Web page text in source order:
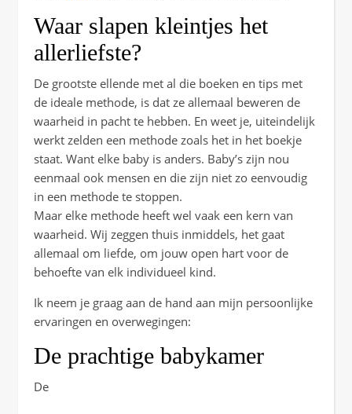
Waar slapen kleintjes het
allerliefste?
De grootste ellende met al die boeken en tips met
de ideale methode, is dat ze allemaal beweren de
waarheid in pacht te hebben. En weet je, uiteindelijk
werkt zelden een methode zoals het in het boekje
staat. Want elke baby is anders. Baby’s zijn nou
eenmaal ook mensen en die zijn niet zo eenvoudig
in een methode te stoppen.
Maar elke methode heeft wel vaak een kern van
waarheid. Wij zeggen thuis inmiddels, het gaat
allemaal om liefde, om jouw open hart voor de
behoefte van elk individueel kind.
Ik neem je graag aan de hand aan mijn persoonlijke
ervaringen en overwegingen:
De prachtige babykamer
De